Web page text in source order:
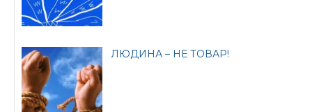
ЛЮДИНА – НЕ ТОВАР!